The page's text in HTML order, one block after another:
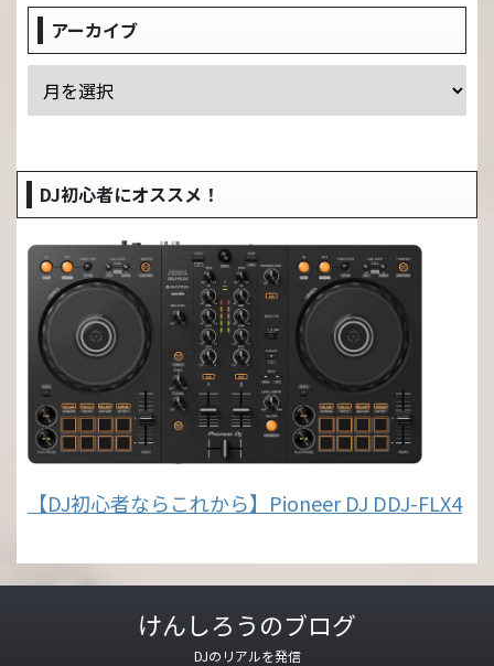
アーカイブ
DJ初心者にオススメ！
【DJ初心者ならこれから】Pioneer DJ DDJ-FLX4
けんしろうのブログ
DJのリアルを発信